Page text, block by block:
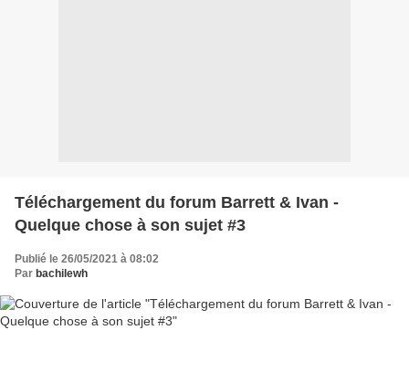
Téléchargement du forum Barrett & Ivan -
Quelque chose à son sujet #3
Publié le 26/05/2021 à 08:02
Par bachilewh